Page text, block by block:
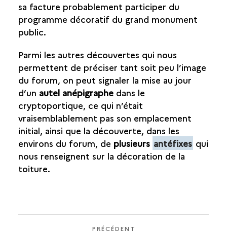
sa facture probablement participer du
programme décoratif du grand monument
public.
Parmi les autres découvertes qui nous
permettent de préciser tant soit peu l’image
du forum, on peut signaler la mise au jour
d’un autel anépigraphedans le
cryptoportique, ce qui n’était
vraisemblablement pas son emplacement
initial, ainsi que la découverte, dans les
environs du forum, de plusieurs antéfixes qui
nous renseignent sur la décoration de la
toiture.
PRÉCÉDENT
PRÉCÉDENT